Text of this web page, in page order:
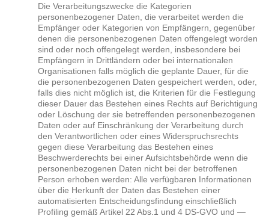
Die Verarbeitungszwecke die Kategorien
personenbezogener Daten, die verarbeitet werden die
Empfänger oder Kategorien von Empfängern, gegenüber
denen die personenbezogenen Daten offengelegt worden
sind oder noch offengelegt werden, insbesondere bei
Empfängern in Drittländern oder bei internationalen
Organisationen falls möglich die geplante Dauer, für die
die personenbezogenen Daten gespeichert werden, oder,
falls dies nicht möglich ist, die Kriterien für die Festlegung
dieser Dauer das Bestehen eines Rechts auf Berichtigung
oder Löschung der sie betreffenden personenbezogenen
Daten oder auf Einschränkung der Verarbeitung durch
den Verantwortlichen oder eines Widerspruchsrechts
gegen diese Verarbeitung das Bestehen eines
Beschwerderechts bei einer Aufsichtsbehörde wenn die
personenbezogenen Daten nicht bei der betroffenen
Person erhoben werden: Alle verfügbaren Informationen
über die Herkunft der Daten das Bestehen einer
automatisierten Entscheidungsfindung einschließlich
Profiling gemäß Artikel 22 Abs.1 und 4 DS-GVO und —